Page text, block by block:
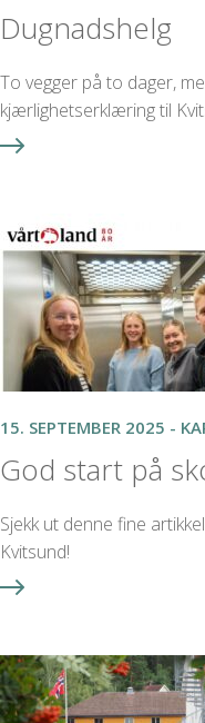
Dugnadshelg
To vegger på to dager,
kjærlighetserklæring til
15. SEPTEMBER 2025 -
God start på
Sjekk ut denne fine
Kvitsund!